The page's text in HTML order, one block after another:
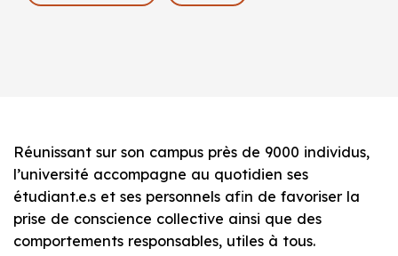
Réunissant sur son campus près de 9000 individus,
l’université accompagne au quotidien ses
étudiant.e.s et ses personnels afin de favoriser la
prise de conscience collective ainsi que des
comportements responsables, utiles à tous.